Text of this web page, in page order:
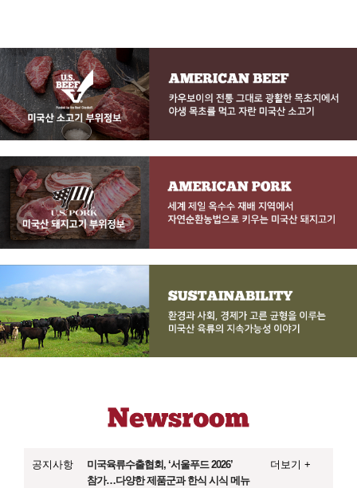
공지사항
미국육류수출협회, ‘서울푸드 2026’
참가…다양한 제품군과 한식 시식 메뉴
더보기 +